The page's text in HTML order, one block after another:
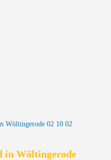
in Wöltingerode